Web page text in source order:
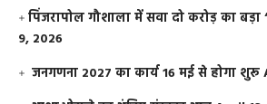
​पिंजरापोल गौशाला में सवा दो करोड़ का बड़ा
9, 2026
जनगणना 2027 का कार्य 16 मई से होगा शुरू